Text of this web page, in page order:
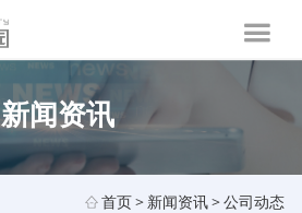
新闻资讯
首页> 新闻资讯>公司动态